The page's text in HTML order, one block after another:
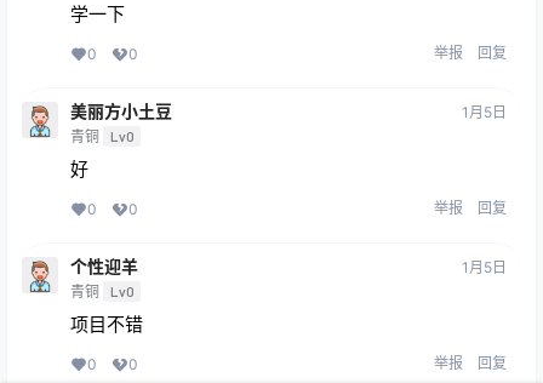
学一下
0 0 举报 回复
美丽方小土豆
青铜 Lv0
1月5日
好
0 0 举报 回复
个性迎羊
青铜 Lv0
1月5日
项目不错
0 0 举报 回复